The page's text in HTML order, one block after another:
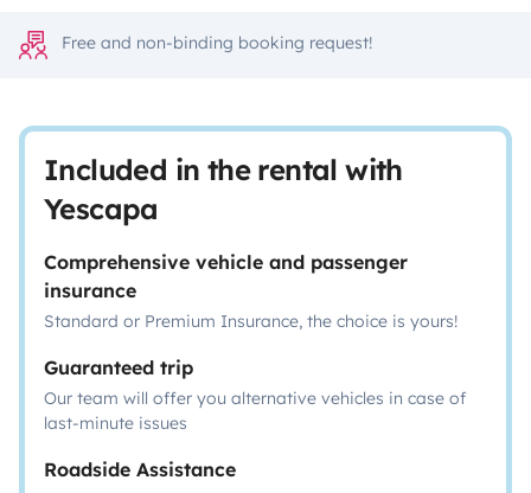
Free and non-binding booking request!
Included in the rental with
Yescapa
Comprehensive vehicle and passenger
insurance
Standard or Premium Insurance, the choice is yours!
Guaranteed trip
Our team will offer you alternative vehicles in case of
last-minute issues
Roadside Assistance